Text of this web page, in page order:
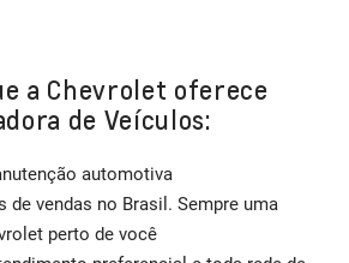
a Chevrolet oferece
de Veículos:
automotiva
de vendas no Brasil. Sempre uma
perto de você